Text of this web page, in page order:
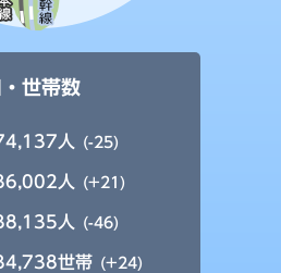
世帯数
人 (-25)
人 (+21)
人 (-46)
世帯 (+24)